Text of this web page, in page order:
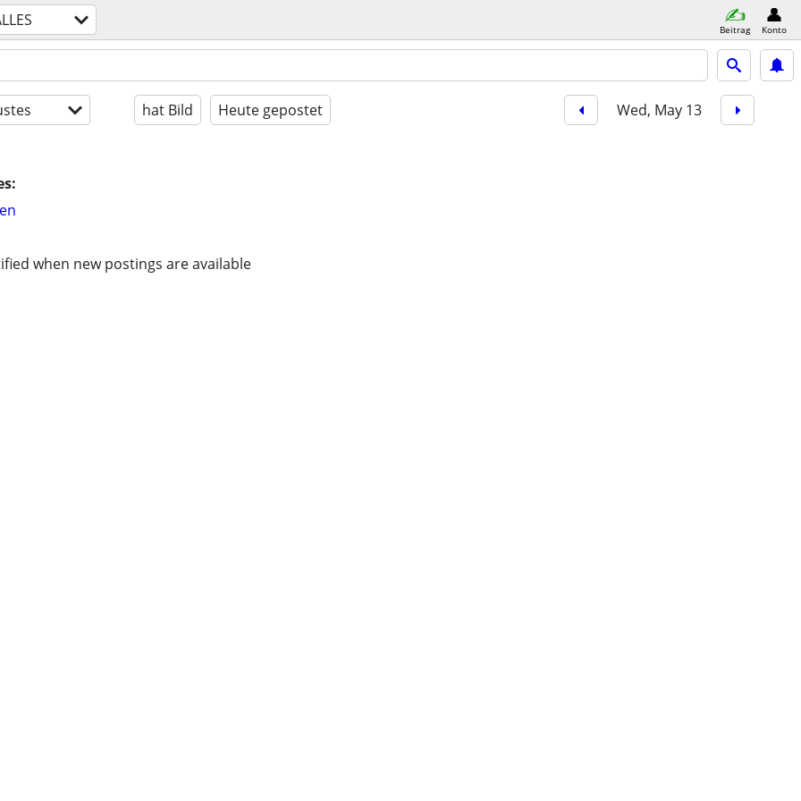
Beitrag Konto
hat Bild Heute gepostet Wed, May 13
when new postings are available